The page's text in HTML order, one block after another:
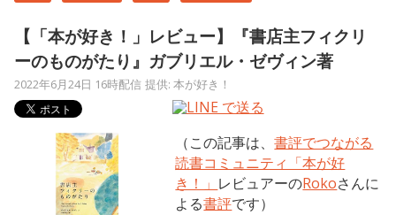
【「本が好き！」レビュー】『書店主フィクリ
ーのものがたり』ガブリエル・ゼヴィン著
2022年6月24日 16時配信 提供: 本が好き！
（この記事は、書評でつながる
読書コミュニティ「本が好
き！」 レビュアーのRokoさんに
よる書評です）